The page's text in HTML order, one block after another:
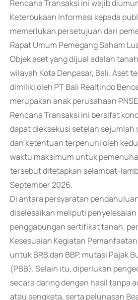
Rencana Transaksi ini wajib
Keterbukaan Informasi kepada
memerlukan persetujuan dari
Rapat Umum Pemegang Saham
Objek aset yang dijual adalah
wilayah Kota Denpasar, Bali. Aset
dimiliki oleh PT Bali Realtindo
merupakan anak perusahaan
Rencana Transaksi ini bersifat
dapat dieksekusi setelah
dan ketentuan terpenuhi oleh
waktu maksimum untuk
tersebut ditetapkan selambat-
September 2026.
Di antara persyaratan
diselesaikan meliputi
penggabungan sertifikat tanah,
Kesesuaian Kegiatan
untuk BRB dan BBP, mutasi Pajak
(PBB). Selain itu, diperlukan
secara daring dengan hasil tanpa
atau sengketa, serta pelunasan